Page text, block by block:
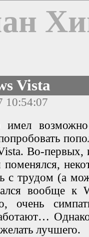
Vista
10:54:07
имел
Во-первых,
с трудом (а
вообще к
очень
лучшего.